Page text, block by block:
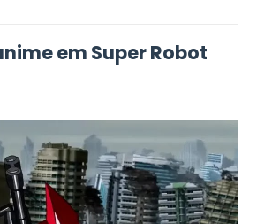
em Super Robot